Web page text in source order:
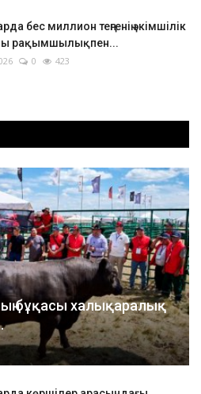
бес миллион теңгенің әкімшілік
рақымшылықпен...
0 423
бұқасы халықаралық